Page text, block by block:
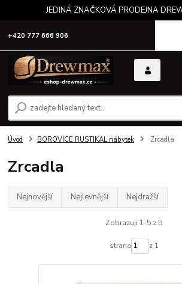
JEDINÁ ZNAČKOVÁ PRODEJNA
+420 777 666 906
Úvod BOROVICE RUSTIKAL nábytek Zrcadla
Zrcadla
Nejnovější Nejlevnější Nejdražší
Zobrazuji 1-5 z 5
strana z 1